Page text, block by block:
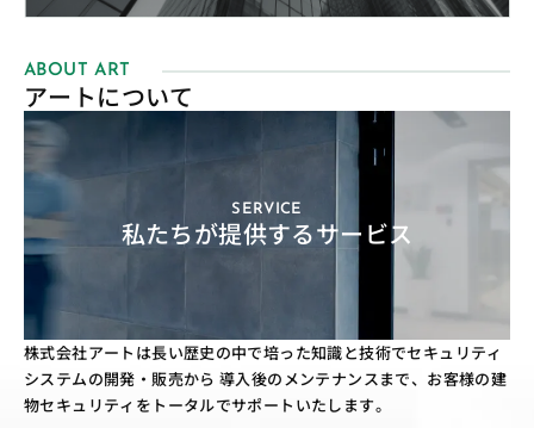
ABOUT ART
アートについて
SERVICE
私たちが提供するサービス
株式会社アートは長い歴史の中で培った知識と技術でセキュリティ
システムの開発・販売から 導入後のメンテナンスまで、お客様の建
物セキュリティをトータルでサポートいたします。